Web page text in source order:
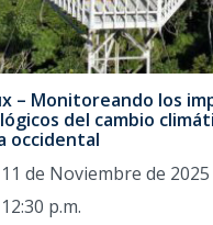
– Monitoreando los
del cambio
occidental
11 de Noviembre de 2025
12:30 p.m.